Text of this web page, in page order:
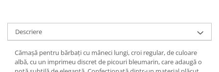
Descriere
Cămașă pentru bărbați cu mâneci lungi, croi regular, de culoare
albă, cu un imprimeu discret de picouri bleumarin, care adaugă o